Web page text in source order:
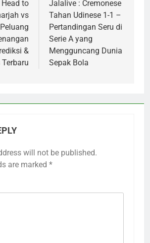
to
vs
&
Jalalive : Cremonese
Tahan Udinese 1-1 –
Pertandingan Seru di
Serie A yang
Mengguncang Dunia
Sepak Bola
will not be published.
are marked *